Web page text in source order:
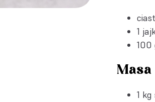
1
100
1